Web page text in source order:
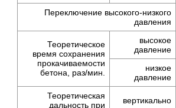
Переключение высокого-низкого
давления
Теоретическое
время сохранения
прокачиваемости
бетона, раз/мин.
высокое
давление
низкое
давление
Теоретическая
дальность при
вертикально